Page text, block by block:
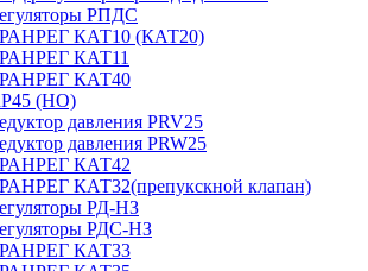
РПДС
КАТ10 (КАТ20)
КАТ11
КАТ40
(НО)
давления PRV25
давления PRW25
КАТ42
КАТ32(препукскной клапан)
РД-НЗ
РДС-НЗ
КАТ33